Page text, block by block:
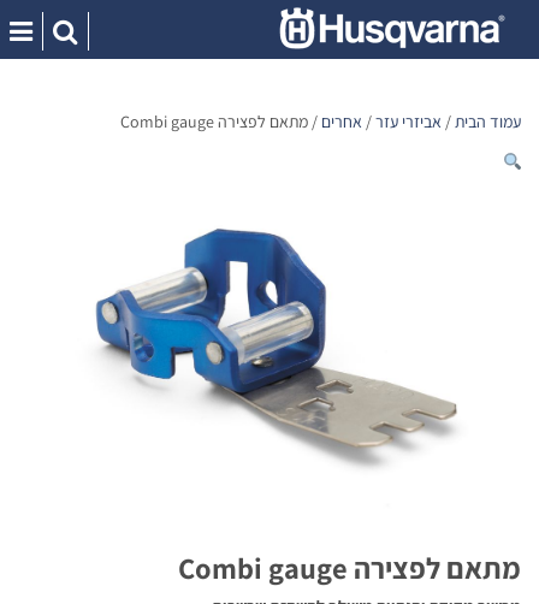
content
עמוד הבית/ אביזרי עזר/ אחרים / מתאם לפצירה Combi gauge
מתאם לפצירה Combi gauge